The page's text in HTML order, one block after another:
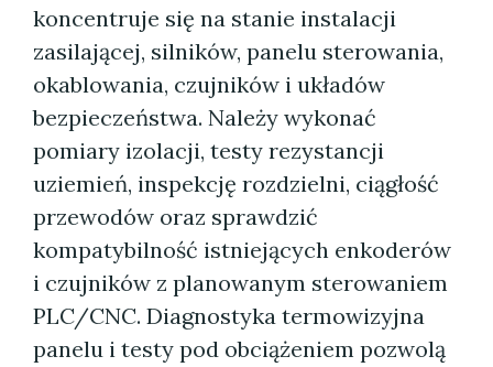
koncentruje się na stanie instalacji
zasilającej, silników, panelu sterowania,
okablowania, czujników i układów
bezpieczeństwa. Należy wykonać
pomiary izolacji, testy rezystancji
uziemień, inspekcję rozdzielni, ciągłość
przewodów oraz sprawdzić
kompatybilność istniejących enkoderów
i czujników z planowanym sterowaniem
PLC/CNC. Diagnostyka termowizyjna
panelu i testy pod obciążeniem pozwolą